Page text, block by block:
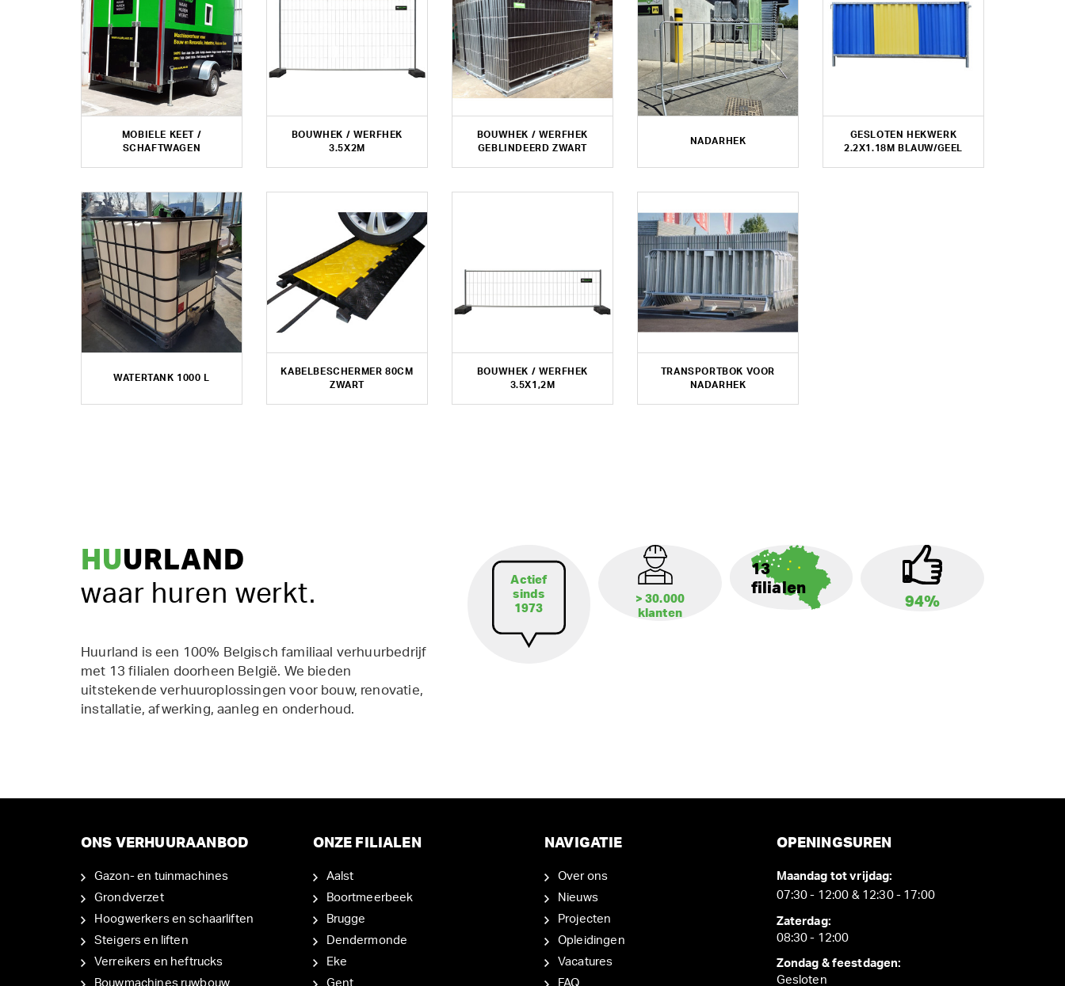
MOBIELE KEET /
SCHAFTWAGEN
BOUWHEK / WERFHEK
3.5X2M
BOUWHEK / WERFHEK
GEBLINDEERD ZWART
NADARHEK
GESLOTEN HEKWERK
2.2X1.18M BLAUW/GEEL
WATERTANK 1000 L
KABELBESCHERMER 80CM
ZWART
BOUWHEK / WERFHEK
3.5X1,2M
TRANSPORTBOK VOOR
NADARHEK
HUURLAND
waar huren werkt.
Huurland is een 100% Belgisch familiaal verhuurbedrijf
met 13 filialen doorheen België. We bieden
uitstekende verhuuroplossingen voor bouw, renovatie,
installatie, afwerking, aanleg en onderhoud.
Actief
sinds
1973
> 30.000
klanten
13
filialen
94%
ONS VERHUURAANBOD
Gazon- en tuinmachines
Grondverzet
Hoogwerkers en schaarliften
Steigers en liften
Verreikers en heftrucks
Bouwmachines ruwbouw
ONZE FILIALEN
Aalst
Boortmeerbeek
Brugge
Dendermonde
Eke
Gent
NAVIGATIE
Over ons
Nieuws
Projecten
Opleidingen
Vacatures
FAQ
OPENINGSUREN
Maandag tot vrijdag:
07:30 - 12:00 & 12:30 - 17:00
Zaterdag:
08:30 - 12:00
Zondag & feestdagen:
Gesloten